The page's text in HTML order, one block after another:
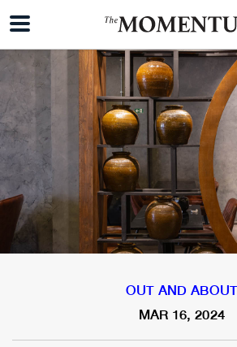
OUT AND ABOUT
MAR 16, 2024